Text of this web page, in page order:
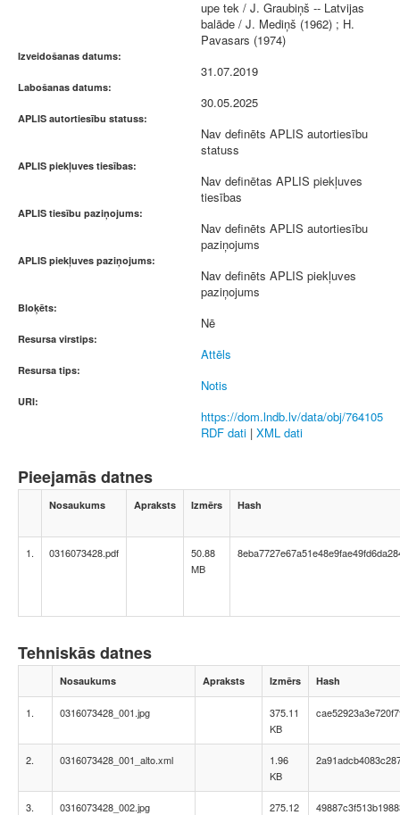
upe tek / J. Graubiņš -- Latvijas
balāde / J. Mediņš (1962) ; H.
Pavasars (1974)
Izveidošanas datums:
31.07.2019
Labošanas datums:
30.05.2025
APLIS autortiesību statuss:
Nav definēts APLIS autortiesību
statuss
APLIS piekļuves tiesības:
Nav definētas APLIS piekļuves
tiesības
APLIS tiesību paziņojums:
Nav definēts APLIS autortiesību
paziņojums
APLIS piekļuves paziņojums:
Nav definēts APLIS piekļuves
paziņojums
Bloķēts:
Nē
Resursa virstips:
Attēls
Resursa tips:
Notis
URI:
https://dom.lndb.lv/data/obj/764105
RDF dati | XML dati
Pieejamās datnes
Nosaukums Apraksts Izmērs Hash
1. 0316073428.pdf
50.88
MB
Tehniskās datnes
Nosaukums Apraksts Izmērs Hash
1. 0316073428_001.jpg
375.11
KB
2. 0316073428_001_alto.xml
1.96
KB
3. 0316073428_002.jpg
275.12